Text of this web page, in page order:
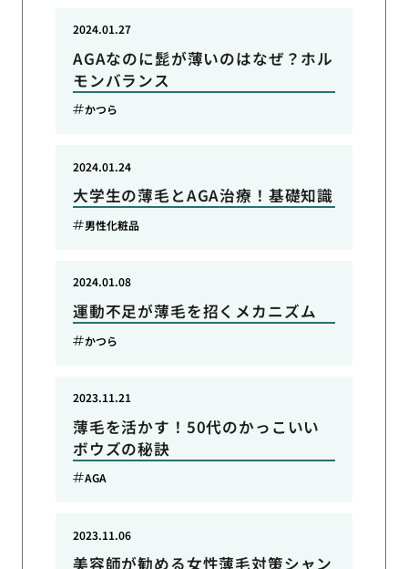
AGAなのに髭が薄いのはなぜ？ホル
モンバランス
2024.01.27
かつら
大学生の薄毛とAGA治療！基礎知識
2024.01.24
男性化粧品
運動不足が薄毛を招くメカニズム
2024.01.08
かつら
薄毛を活かす！50代のかっこいい
ボウズの秘訣
2023.11.21
AGA
美容師が勧める女性薄毛対策シャン
2023.11.06